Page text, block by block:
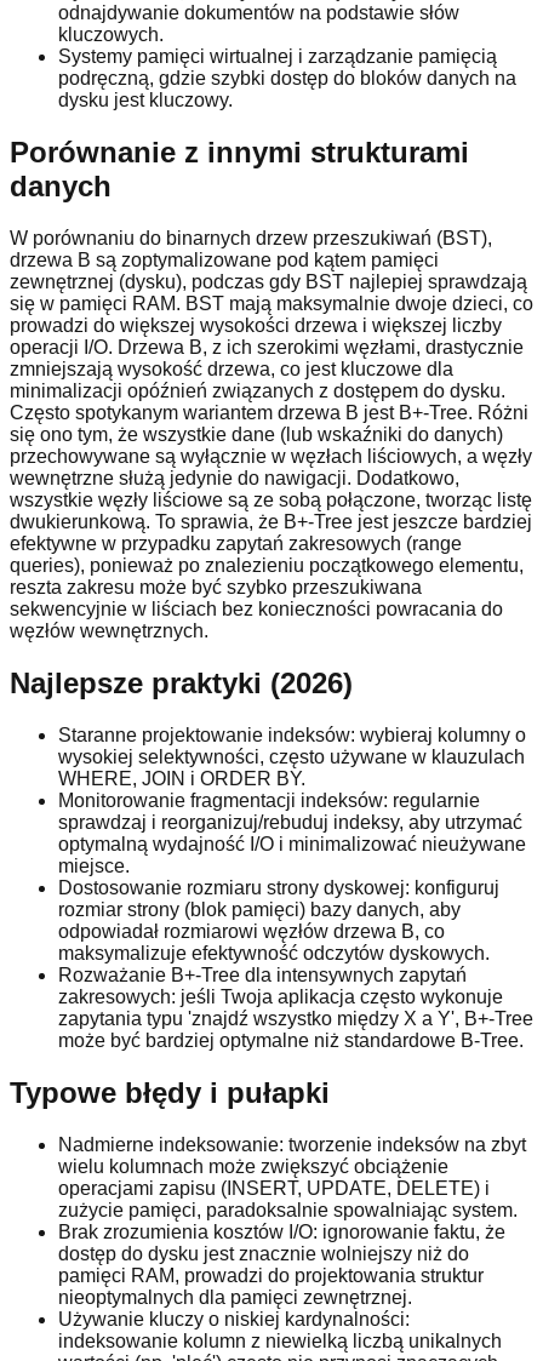
odnajdywanie dokumentów na podstawie słów
kluczowych.
Systemy pamięci wirtualnej i zarządzanie pamięcią
podręczną, gdzie szybki dostęp do bloków danych na
dysku jest kluczowy.
Porównanie z innymi strukturami
danych
W porównaniu do binarnych drzew przeszukiwań (BST),
drzewa B są zoptymalizowane pod kątem pamięci
zewnętrznej (dysku), podczas gdy BST najlepiej sprawdzają
się w pamięci RAM. BST mają maksymalnie dwoje dzieci, co
prowadzi do większej wysokości drzewa i większej liczby
operacji I/O. Drzewa B, z ich szerokimi węzłami, drastycznie
zmniejszają wysokość drzewa, co jest kluczowe dla
minimalizacji opóźnień związanych z dostępem do dysku.
Często spotykanym wariantem drzewa B jest B+-Tree. Różni
się ono tym, że wszystkie dane (lub wskaźniki do danych)
przechowywane są wyłącznie w węzłach liściowych, a węzły
wewnętrzne służą jedynie do nawigacji. Dodatkowo,
wszystkie węzły liściowe są ze sobą połączone, tworząc listę
dwukierunkową. To sprawia, że B+-Tree jest jeszcze bardziej
efektywne w przypadku zapytań zakresowych (range
queries), ponieważ po znalezieniu początkowego elementu,
reszta zakresu może być szybko przeszukiwana
sekwencyjnie w liściach bez konieczności powracania do
węzłów wewnętrznych.
Najlepsze praktyki (2026)
Staranne projektowanie indeksów: wybieraj kolumny o
wysokiej selektywności, często używane w klauzulach
WHERE, JOIN i ORDER BY.
Monitorowanie fragmentacji indeksów: regularnie
sprawdzaj i reorganizuj/rebuduj indeksy, aby utrzymać
optymalną wydajność I/O i minimalizować nieużywane
miejsce.
Dostosowanie rozmiaru strony dyskowej: konfiguruj
rozmiar strony (blok pamięci) bazy danych, aby
odpowiadał rozmiarowi węzłów drzewa B, co
maksymalizuje efektywność odczytów dyskowych.
Rozważanie B+-Tree dla intensywnych zapytań
zakresowych: jeśli Twoja aplikacja często wykonuje
zapytania typu 'znajdź wszystko między X a Y', B+-Tree
może być bardziej optymalne niż standardowe B-Tree.
Typowe błędy i pułapki
Nadmierne indeksowanie: tworzenie indeksów na zbyt
wielu kolumnach może zwiększyć obciążenie
operacjami zapisu (INSERT, UPDATE, DELETE) i
zużycie pamięci, paradoksalnie spowalniając system.
Brak zrozumienia kosztów I/O: ignorowanie faktu, że
dostęp do dysku jest znacznie wolniejszy niż do
pamięci RAM, prowadzi do projektowania struktur
nieoptymalnych dla pamięci zewnętrznej.
Używanie kluczy o niskiej kardynalności:
indeksowanie kolumn z niewielką liczbą unikalnych